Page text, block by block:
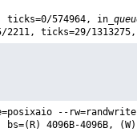
ticks=0/574964, in
2211, ticks=29/
--
4096B-4096B,